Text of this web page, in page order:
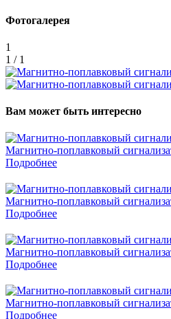
Фотогалерея
1
1 / 1
Вам может быть интересно
Магнитно-поплавковый
Подробнее
Магнитно-поплавковый
Подробнее
Магнитно-поплавковый
Подробнее
Магнитно-поплавковый
Подробнее